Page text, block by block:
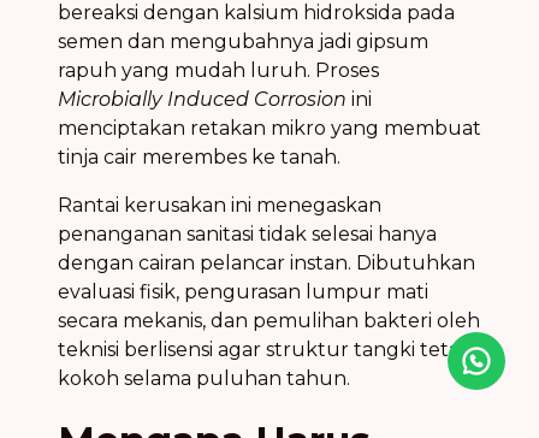
bereaksi dengan kalsium hidroksida pada
semen dan mengubahnya jadi gipsum
rapuh yang mudah luruh. Proses
Microbially Induced Corrosion ini
menciptakan retakan mikro yang membuat
tinja cair merembes ke tanah.
Rantai kerusakan ini menegaskan
penanganan sanitasi tidak selesai hanya
dengan cairan pelancar instan. Dibutuhkan
evaluasi fisik, pengurasan lumpur mati
secara mekanis, dan pemulihan bakteri oleh
teknisi berlisensi agar struktur tangki tetap
kokoh selama puluhan tahun.
Icon